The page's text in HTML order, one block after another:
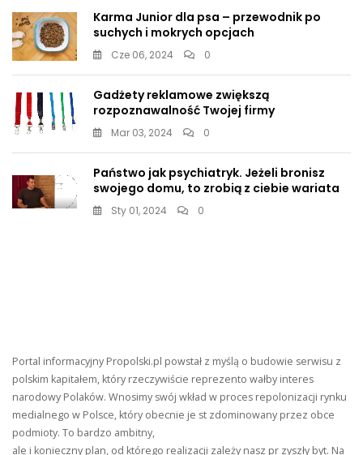
Karma Junior dla psa – przewodnik po
suchych i mokrych opcjach
Cze 06, 2024 0
Gadżety reklamowe zwiększą
rozpoznawalność Twojej firmy
Mar 03, 2024 0
Państwo jak psychiatryk. Jeżeli bronisz
swojego domu, to zrobią z ciebie wariata
Sty 01, 2024 0
Portal informacyjny Propolski.pl powstał z myślą o budowie serwisu z
polskim kapitałem, który rzeczywiście reprezento wałby interes
narodowy Polaków. Wnosimy swój wkład w proces repolonizacji rynku
medialnego w Polsce, który obecnie je st zdominowany przez obce
podmioty. To bardzo ambitny,
ale i konieczny plan, od którego realizacji zależy nasz pr zyszły byt. Na